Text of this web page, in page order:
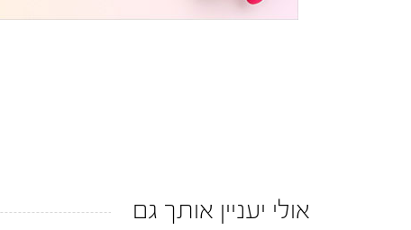
אולי יעניין אותך גם